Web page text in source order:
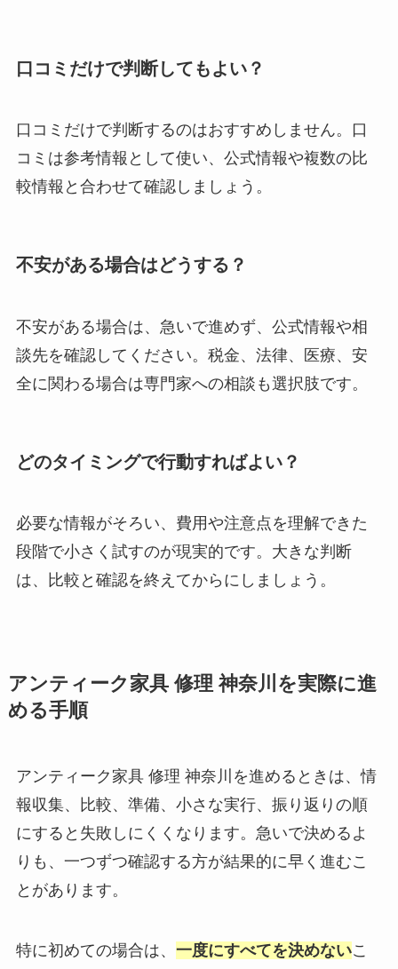
口コミだけで判断してもよい？
口コミだけで判断するのはおすすめしません。口
コミは参考情報として使い、公式情報や複数の比
較情報と合わせて確認しましょう。
不安がある場合はどうする？
不安がある場合は、急いで進めず、公式情報や相
談先を確認してください。税金、法律、医療、安
全に関わる場合は専門家への相談も選択肢です。
どのタイミングで行動すればよい？
必要な情報がそろい、費用や注意点を理解できた
段階で小さく試すのが現実的です。大きな判断
は、比較と確認を終えてからにしましょう。
アンティーク家具 修理 神奈川を実際に進
める手順
アンティーク家具 修理 神奈川を進めるときは、情
報収集、比較、準備、小さな実行、振り返りの順
にすると失敗しにくくなります。急いで決めるよ
りも、一つずつ確認する方が結果的に早く進むこ
とがあります。
特に初めての場合は、 一度にすべてを決めないこ